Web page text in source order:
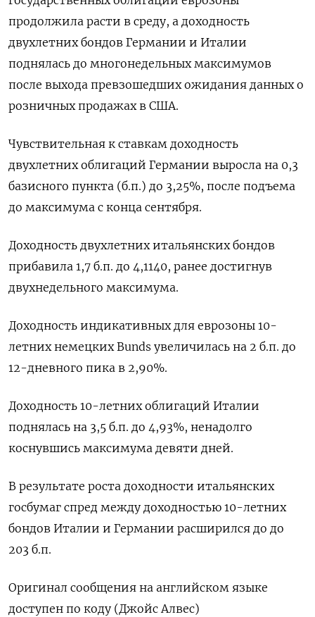
продолжила расти в среду, а доходность
двухлетних бондов Германии и Италии
поднялась до многонедельных максимумов
после выхода превзошедших ожидания данных о
розничных продажах в США.
Чувствительная к ставкам доходность
двухлетних облигаций Германии выросла на 0,3
базисного пункта (б.п.) до 3,25%, после подъема
до максимума с конца сентября.
Доходность двухлетних итальянских бондов
прибавила 1,7 б.п. до 4,1140, ранее достигнув
двухнедельного максимума.
Доходность индикативных для еврозоны 10-
летних немецких Bunds увеличилась на 2 б.п. до
12-дневного пика в 2,90%.
Доходность 10-летних облигаций Италии
поднялась на 3,5 б.п. до 4,93%, ненадолго
коснувшись максимума девяти дней.
В результате роста доходности итальянских
госбумаг спред между доходностью 10-летних
бондов Италии и Германии расширился до до
203 б.п.
Оригинал сообщения на английском языке
доступен по коду (Джойс Алвес)